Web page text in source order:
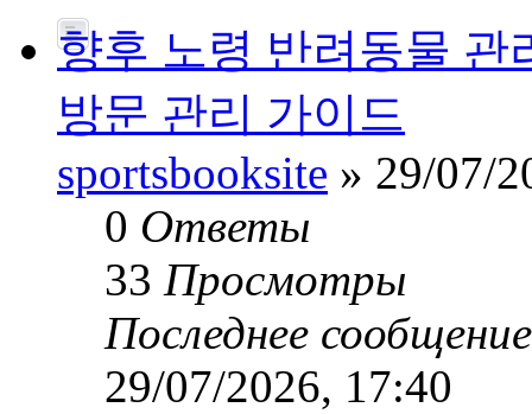
향후 노령 반려동물 관
방문 관리 가이드
sportsbooksite » 29/07/
0 Ответы
33 Просмотры
Последнее
29/07/2026, 17:40